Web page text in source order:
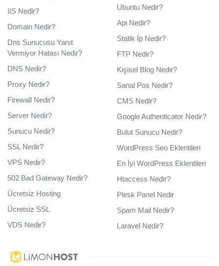
IIS Nedir?
Domain Nedir?
Dns Sunucusu Yanıt
Vermiyor Hatası Nedir?
DNS Nedir?
Proxy Nedir?
Firewall Nedir?
Server Nedir?
Sunucu Nedir?
SSL Nedir?
VPS Nedir?
502 Bad Gateway Nedir?
Ücretsiz Hosting
Ücretsiz SSL
VDS Nedir?
Ubuntu Nedir?
Api Nedir?
Statik İp Nedir?
FTP Nedir?
Kişisel Blog Nedir?
Sanal Pos Nedir?
CMS Nedir?
Google Authenticator Nedir?
Bulut Sunucu Nedir?
WordPress Seo Eklentileri
En İyi WordPress Eklentileri
Htaccess Nedir?
Plesk Panel Nedir
Spam Mail Nedir?
Laravel Nedir?